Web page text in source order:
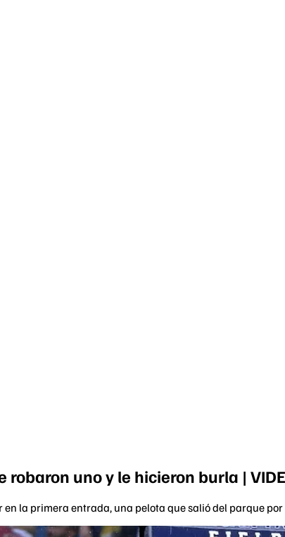
robaron uno y le hicieron burla |
la primera entrada, una pelota que salió del parque